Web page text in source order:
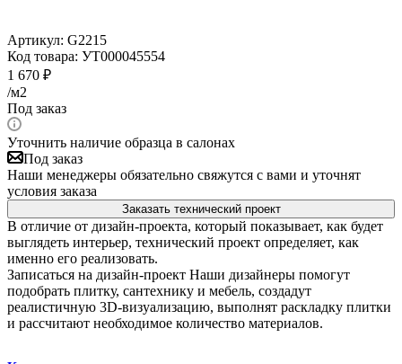
Артикул: G2215
Код товара: УТ000045554
1 670 ₽
/м2
Под заказ
Уточнить наличие образца в салонах
Под заказ
Наши менеджеры обязательно свяжутся с вами и уточнят
условия заказа
Заказать технический проект
В отличие от дизайн-проекта, который показывает, как будет
выглядеть интерьер, технический проект определяет, как
именно его реализовать.
Записаться на дизайн-проект Наши дизайнеры помогут
подобрать плитку, сантехнику и мебель, создадут
реалистичную 3D-визуализацию, выполнят раскладку плитки
и рассчитают необходимое количество материалов.